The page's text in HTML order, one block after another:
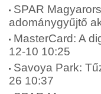
SPAR
adománygyűjtő
MasterCard: A
12-10 10:25
Savoya Park:
26 10:37